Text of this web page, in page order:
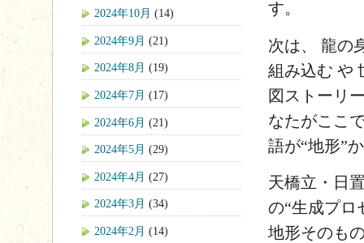
す。
次は、 龍の
組み込む や
図ストーリ
なたがここ
語が“地形”
天橋立・日
の“生成プロ
地形そのも
2024年10月 (14)
2024年9月 (21)
2024年8月 (19)
2024年7月 (17)
2024年6月 (21)
2024年5月 (29)
2024年4月 (27)
2024年3月 (34)
2024年2月 (14)